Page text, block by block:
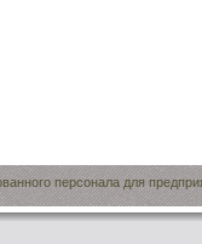
персонала для